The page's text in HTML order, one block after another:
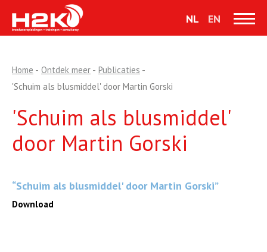
NL EN
Mini-docu blustrein
H2K Foam App
Virtueel trainen
Home - Ontdek meer - Publicaties -
'Schuim als blusmiddel' door Martin Gorski
'Schuim als blusmiddel'
door Martin Gorski
“Schuim als blusmiddel' door Martin Gorski”
Download